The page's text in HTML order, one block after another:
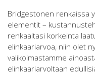
Bridgestonen renkaissa
elementit –
renkaaltasi korkeinta
elinkaariarvoa, niin olet
valikoimastamme
elinkaariarvoltaan